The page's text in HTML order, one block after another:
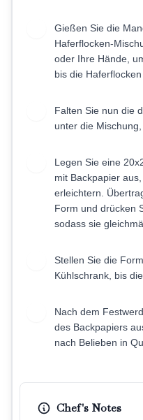
Gießen Sie die
Haferflocken-
oder Ihre Hände,
bis die
Falten Sie nun die
unter die
Legen Sie eine
mit Backpapier
erleichtern.
Form und drücken
sodass sie
Stellen Sie die
Kühlschrank, bis
Nach dem
des Backpapiers
nach Belieben in
Chef's Notes